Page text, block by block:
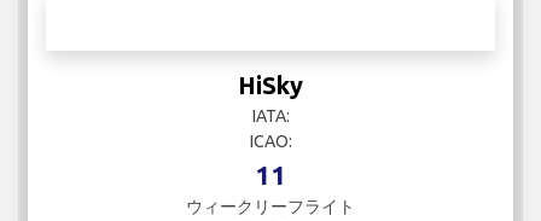
HiSky
IATA:
ICAO:
11
ウィークリーフライト